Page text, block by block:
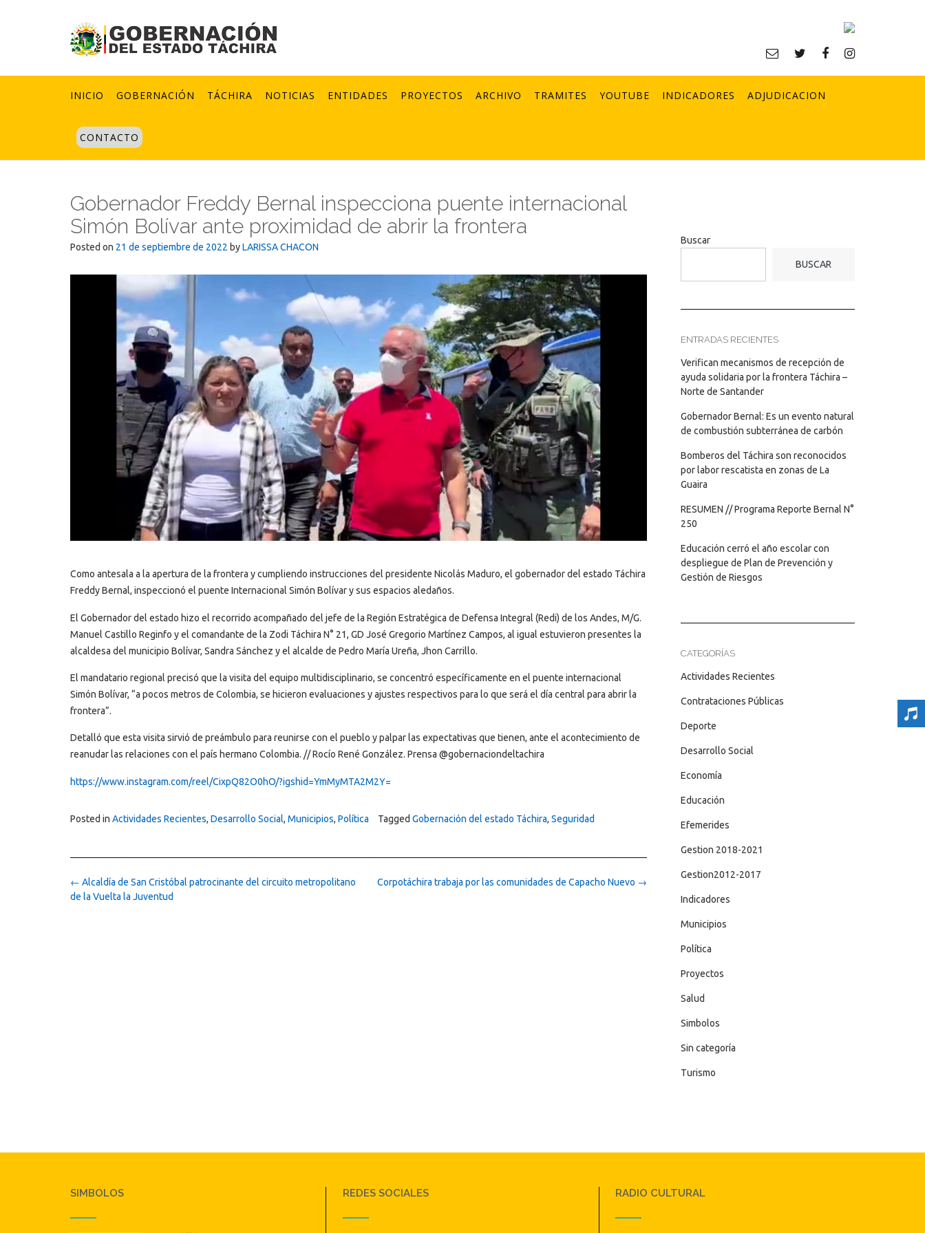
INICIO GOBERNACIÓN TÁCHIRA NOTICIAS ENTIDADES PROYECTOS ARCHIVO TRAMITES YOUTUBE INDICADORES ADJUDICACION
CONTACTO
Gobernador Freddy Bernal inspecciona puente internacional
Simón Bolívar ante proximidad de abrir la frontera
Posted on 21 de septiembre de 2022 byLARISSA CHACON
Como antesala a la apertura de la frontera y cumpliendo instrucciones del presidente Nicolás Maduro, el gobernador del estado Táchira
Freddy Bernal, inspeccionó el puente Internacional Simón Bolívar y sus espacios aledaños.
El Gobernador del estado hizo el recorrido acompañado del jefe de la Región Estratégica de Defensa Integral (Redi) de los Andes, M/G.
Manuel Castillo Reginfo y el comandante de la Zodi Táchira N° 21, GD José Gregorio Martínez Campos, al igual estuvieron presentes la
alcaldesa del municipio Bolívar, Sandra Sánchez y el alcalde de Pedro María Ureña, Jhon Carrillo.
El mandatario regional precisó que la visita del equipo multidisciplinario, se concentró específicamente en el puente internacional
Simón Bolívar, “a pocos metros de Colombia, se hicieron evaluaciones y ajustes respectivos para lo que será el día central para abrir la
frontera”.
Detalló que esta visita sirvió de preámbulo para reunirse con el pueblo y palpar las expectativas que tienen, ante el acontecimiento de
reanudar las relaciones con el país hermano Colombia. // Rocío René González. Prensa @gobernaciondeltachira
https://www.instagram.com/reel/CixpQ82O0hO/?igshid=YmMyMTA2M2Y=
Posted in Actividades Recientes, Desarrollo Social, Municipios, Política Tagged Gobernación del estado Táchira, Seguridad
Post
navigation
Corpotáchira trabaja por las comunidades de Capacho Nuevo →
← Alcaldía de San Cristóbal patrocinante del circuito metropolitano
de la Vuelta la Juventud
Buscar
BUSCAR
ENTRADAS RECIENTES
Verifican mecanismos de recepción de
ayuda solidaria por la frontera Táchira –
Norte de Santander
Gobernador Bernal: Es un evento natural
de combustión subterránea de carbón
Bomberos del Táchira son reconocidos
por labor rescatista en zonas de La
Guaira
RESUMEN // Programa Reporte Bernal N°
250
Educación cerró el año escolar con
despliegue de Plan de Prevención y
Gestión de Riesgos
CATEGORÍAS
Actividades Recientes
Contrataciones Públicas
Deporte
Desarrollo Social
Economía
Educación
Efemerides
Gestion 2018-2021
Gestion2012-2017
Indicadores
Municipios
Política
Proyectos
Salud
Simbolos
Sin categoría
Turismo
SIMBOLOS REDES SOCIALES RADIO CULTURAL